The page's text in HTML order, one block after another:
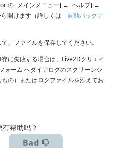
の [メインメニュー] → [ヘルプ] →
開けます（詳しくは「自動バックア
、ファイルを保存してください。
に失敗する場合は、Live2Dクリエイ
ォーム へダイアログのスクリーンシ
の）またはログファイルを添えてお
帮助吗？